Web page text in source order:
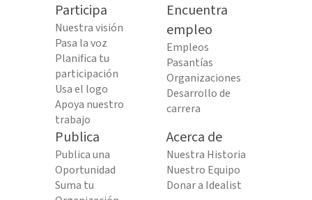
Participa
Nuestra visión
Pasa la voz
Planifica tu
participación
Usa el logo
Apoya nuestro
trabajo
Encuentra
empleo
Empleos
Pasantías
Organizaciones
Desarrollo de
carrera
Publica
Publica una
Oportunidad
Suma tu
Acerca de
Nuestra Historia
Nuestro Equipo
Donar a Idealist